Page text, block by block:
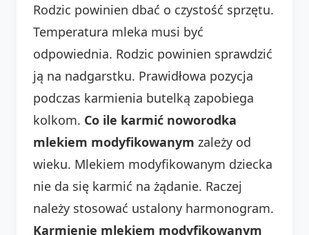
Rodzic powinien dbać o czystość sprzętu.
Temperatura mleka musi być
odpowiednia. Rodzic powinien sprawdzić
ją na nadgarstku. Prawidłowa pozycja
podczas karmienia butelką zapobiega
kolkom. Co ile karmić noworodka
mlekiem modyfikowanym zależy od
wieku. Mlekiem modyfikowanym dziecka
nie da się karmić na żądanie. Raczej
należy stosować ustalony harmonogram.
Karmienie mlekiem modyfikowanym